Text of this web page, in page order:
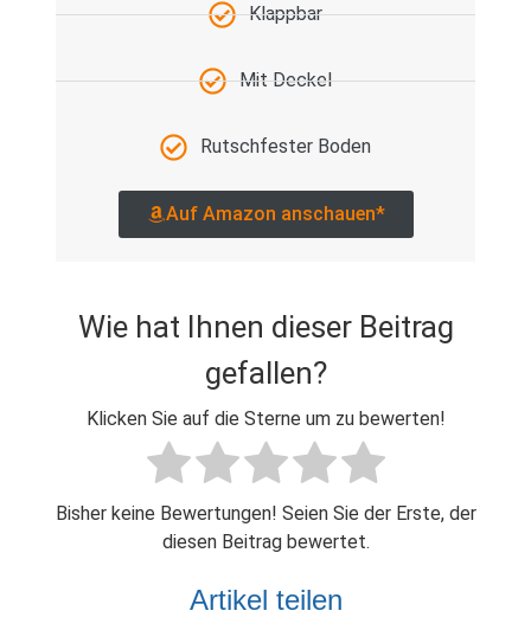
Klappbar
Mit Deckel
Rutschfester Boden
Auf Amazon anschauen*
Wie hat Ihnen dieser Beitrag
gefallen?
Klicken Sie auf die Sterne um zu bewerten!
Bisher keine Bewertungen! Seien Sie der Erste, der
diesen Beitrag bewertet.
Artikel teilen